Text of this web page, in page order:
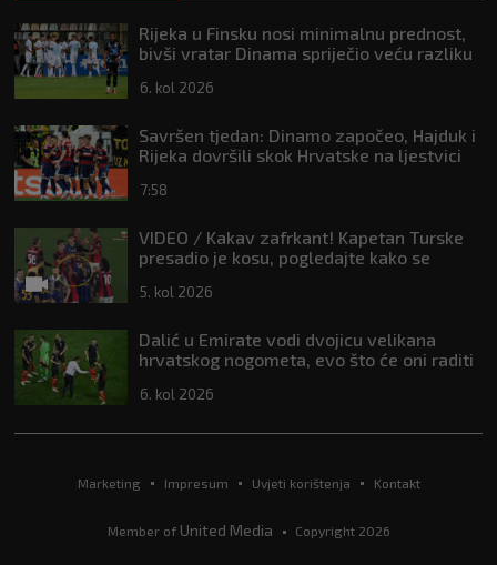
Rijeka u Finsku nosi minimalnu prednost,
bivši vratar Dinama spriječio veću razliku
6. kol 2026
Savršen tjedan: Dinamo započeo, Hajduk i
Rijeka dovršili skok Hrvatske na ljestvici
7:58
VIDEO / Kakav zafrkant! Kapetan Turske
presadio je kosu, pogledajte kako se
5. kol 2026
Dalić u Emirate vodi dvojicu velikana
hrvatskog nogometa, evo što će oni raditi
6. kol 2026
Marketing Impresum Uvjeti korištenja Kontakt
Member of United Media Copyright 2026